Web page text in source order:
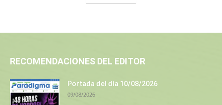
RECOMENDACIONES DEL EDITOR
Portada del día 10/08/2026
09/08/2026